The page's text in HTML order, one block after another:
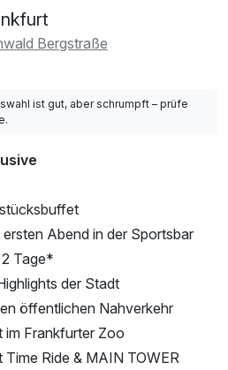
Bergstraße
ist gut, aber schrumpft – prüfe
Abend in der Sportsbar
Tage*
der Stadt
öffentlichen Nahverkehr
im Frankfurter Zoo
Time Ride & MAIN TOWER